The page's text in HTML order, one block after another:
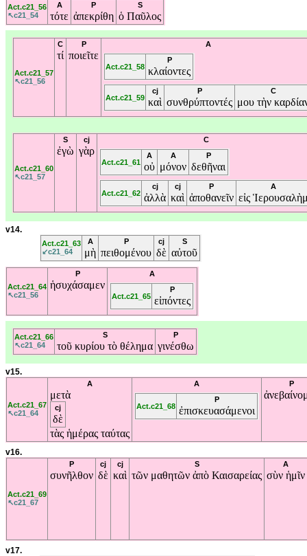
Act.c21_56
↖c21_54
A
τότε
P
ἀπεκρίθη
S
ὁ Παῦλος
Act.c21_57
↖c21_56
C
τί
P
ποιεῖτε
A
Act.c21_58
P
κλαίοντες
Act.c21_59
cj
καὶ
P
συνθρύπτοντές
C
μου τὴν
Act.c21_60
↖c21_57
S
ἐγὼ
cj
γὰρ
C
Act.c21_61
A
οὐ
A
μόνον
P
δεθῆναι
Act.c21_62
cj
ἀλλὰ
cj
καὶ
P
ἀποθανεῖν
A
εἰς
v14.
Act.c21_63
↙c21_64
A
μὴ
P
πειθομένου
cj
δὲ
S
αὐτοῦ
Act.c21_64
↖c21_56
P
ἡσυχάσαμεν
A
Act.c21_65
P
εἰπόντες
Act.c21_66
↖c21_64
S
τοῦ κυρίου τὸ θέλημα
P
γινέσθω
v15.
Act.c21_67
↖c21_64
A
μετὰ
cj
δὲ
τὰς ἡμέρας ταύτας
A
Act.c21_68
P
ἐπισκευασάμενοι
P
v16.
Act.c21_69
↖c21_67
P
συνῆλθον
cj
δὲ
cj
καὶ
S
τῶν μαθητῶν ἀπὸ Καισαρείας
A
σὺν ἡμῖν
v17.